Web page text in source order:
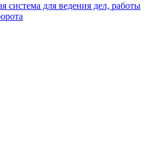
система для ведения дел, работы